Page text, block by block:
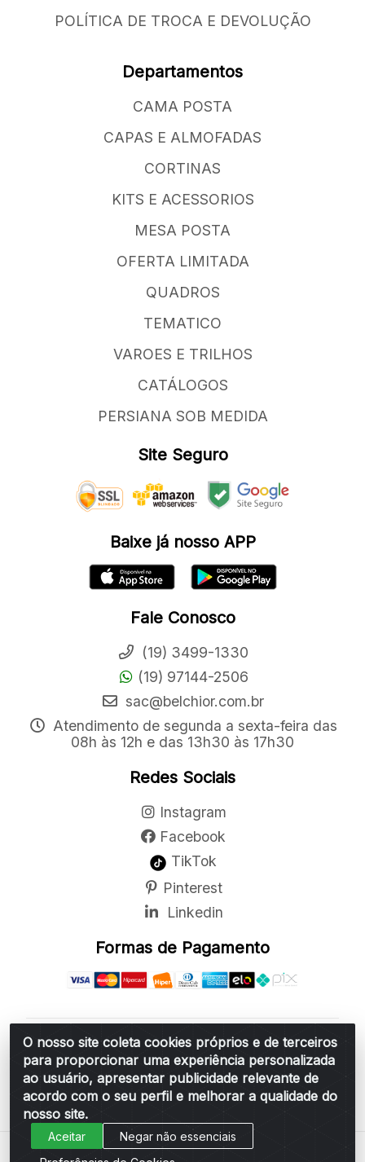
O nosso site coleta cookies próprios e de terceiros
para proporcionar uma experiência personalizada
ao usuário, apresentar publicidade relevante de
acordo com o seu perfil e melhorar a qualidade do
nosso site.
Aceitar
Negar não essenciais
POLÍTICA DE TROCA E DEVOLUÇÃO
Departamentos
CAMA POSTA
CAPAS E ALMOFADAS
CORTINAS
KITS E ACESSORIOS
MESA POSTA
OFERTA LIMITADA
QUADROS
TEMATICO
VAROES E TRILHOS
CATÁLOGOS
PERSIANA SOB MEDIDA
Site Seguro
Baixe já nosso APP
Fale Conosco
(19) 3499-1330
(19) 97144-2506
sac@belchior.com.br
Atendimento de segunda a sexta-feira das
08h às 12h e das 13h30 às 17h30
Redes Sociais
Instagram
Facebook
TikTok
Pinterest
Linkedin
Formas de Pagamento
Belchior Cortinas e Acessórios LTDA - R: Rua
Vereador Sérgio Leopoldino Alves, 876 - Santa
Bárbara d'Oeste/SP - CEP 13.456-166 - CNPJ
06.314.073/0001-34